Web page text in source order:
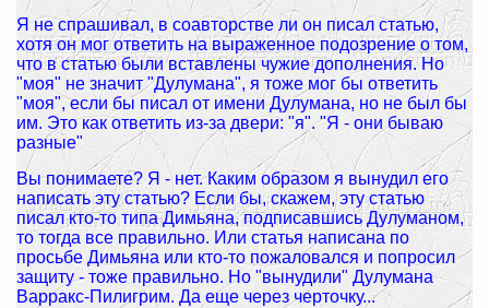
Я не спрашивал, в соавторстве ли он писал статью,
хотя он мог ответить на выраженное подозрение о том,
что в статью были вставлены чужие дополнения. Но
"моя" не значит "Дулумана", я тоже мог бы ответить
"моя", если бы писал от имени Дулумана, но не был бы
им. Это как ответить из-за двери: "я". "Я - они бываю
разные"
Вы понимаете? Я - нет. Каким образом я вынудил его
написать эту статью? Если бы, скажем, эту статью
писал кто-то типа Димьяна, подписавшись Дулуманом,
то тогда все правильно. Или статья написана по
просьбе Димьяна или кто-то пожаловался и попросил
защиту - тоже правильно. Но "вынудили" Дулумана
Варракс-Пилигрим. Да еще через черточку...